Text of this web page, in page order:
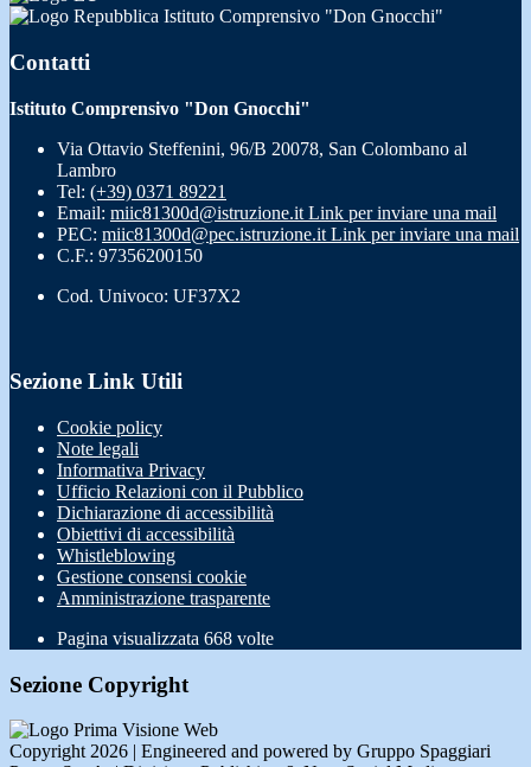
Istituto Comprensivo "Don Gnocchi"
Contatti
Istituto Comprensivo "Don Gnocchi"
Via Ottavio Steffenini, 96/B 20078, San Colombano al
Lambro
Tel: (+39) 0371 89221
Email: miic81300d@istruzione.it Link per inviare una mail
PEC: miic81300d@pec.istruzione.it Link per inviare una mail
C.F.: 97356200150
Cod. Univoco: UF37X2
Sezione Link Utili
Cookie policy
Note legali
Informativa Privacy
Ufficio Relazioni con il Pubblico
Dichiarazione di accessibilità
Obiettivi di accessibilità
Whistleblowing
Gestione consensi cookie
Amministrazione trasparente
Pagina visualizzata 668 volte
Sezione Copyright
Copyright 2026 | Engineered and powered by Gruppo Spaggiari